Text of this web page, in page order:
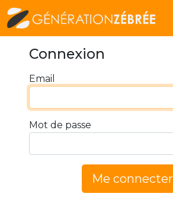
Connexion
Email
Mot de passe
Me connecter